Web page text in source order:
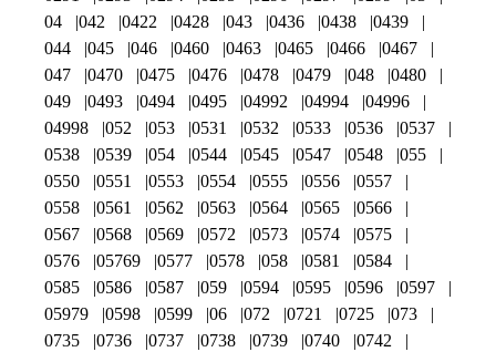
04
042 0422 0428 043 0436 0438
0439
044
045 046 0460 0463 0465 0466
0467
047
0470 0475 0476 0478 0479 048
0480
049
0493 0494 0495 04992 04994
04996
04998
052 053 0531 0532 0533 0536
0537
0538
0539 054 0544 0545 0547 0548
055
0550
0551 0553 0554 0555 0556
0557
0558
0561 0562 0563 0564 0565
0566
0567
0568 0569 0572 0573 0574
0575
0576
05769 0577 0578 058 0581
0584
0585
0586 0587 059 0594 0595 0596
0597
05979
0598 0599 06 072 0721 0725
073
0735
0736 0737 0738 0739 0740
0742